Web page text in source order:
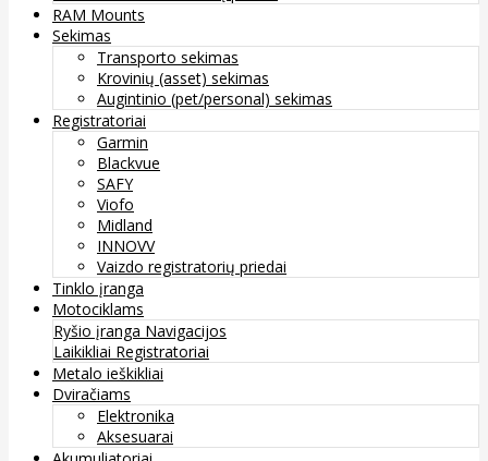
RAM Mounts
Sekimas
Transporto sekimas
Krovinių (asset) sekimas
Augintinio (pet/personal) sekimas
Registratoriai
Garmin
Blackvue
SAFY
Viofo
Midland
INNOVV
Vaizdo registratorių priedai
Tinklo įranga
Motociklams
Ryšio įranga Navigacijos
Laikikliai Registratoriai
Metalo ieškikliai
Dviračiams
Elektronika
Aksesuarai